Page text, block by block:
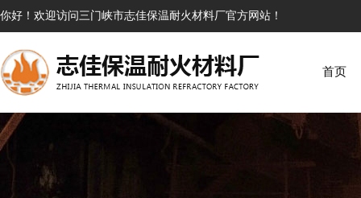
你好！欢迎访问三门峡市志佳保温耐火材料厂官方网站！
首页